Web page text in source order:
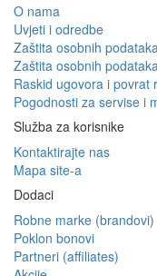
O nama
Uvjeti i odredbe
Zaštita osobnih podataka
Zaštita osobnih
Raskid ugovora i povrat
Pogodnosti za servise i
Služba za korisnike
Kontaktirajte nas
Mapa site-a
Dodaci
Robne marke (brandovi)
Poklon bonovi
Partneri (affiliates)